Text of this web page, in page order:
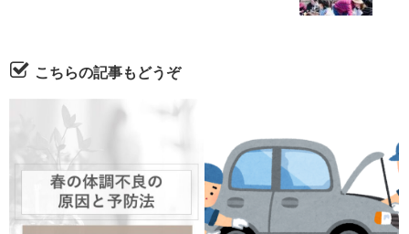
こちらの記事もどうぞ